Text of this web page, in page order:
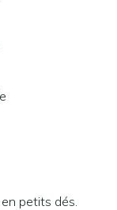
petits dés.